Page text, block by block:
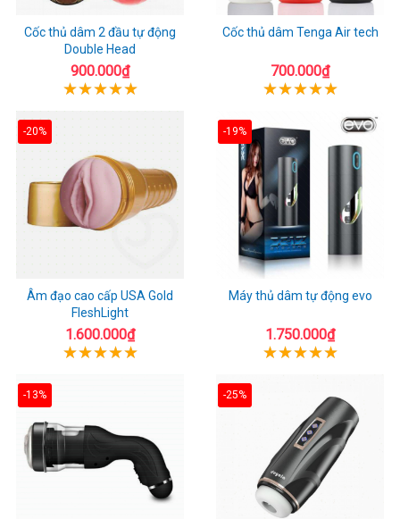
Cốc thủ dâm 2 đầu tự động
Double Head
900.000₫
Cốc thủ dâm Tenga Air tech
700.000₫
-20%
Âm đạo cao cấp USA Gold
FleshLight
1.600.000₫
-19%
Máy thủ dâm tự động evo
1.750.000₫
-13% -25%